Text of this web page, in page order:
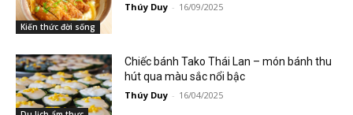
Kiến thức đời sống
Thúy Duy - 16/09/2025
Chiếc bánh Tako Thái Lan – món bánh thu
hút qua màu sắc nổi bậc
Thúy Duy - 16/04/2025